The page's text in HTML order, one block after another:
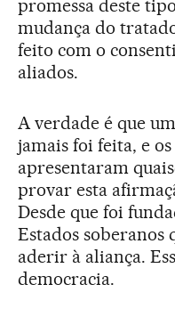
promessa deste
mudança do
feito com o
aliados.
A verdade é que
jamais foi feita, e
apresentaram
provar esta
Desde que foi
Estados
aderir à aliança.
democracia.